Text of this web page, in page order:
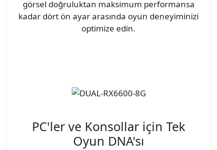
görsel doğruluktan maksimum performansa
kadar dört ön ayar arasında oyun deneyiminizi
optimize edin.
PC'ler ve Konsollar için Tek
Oyun DNA'sı